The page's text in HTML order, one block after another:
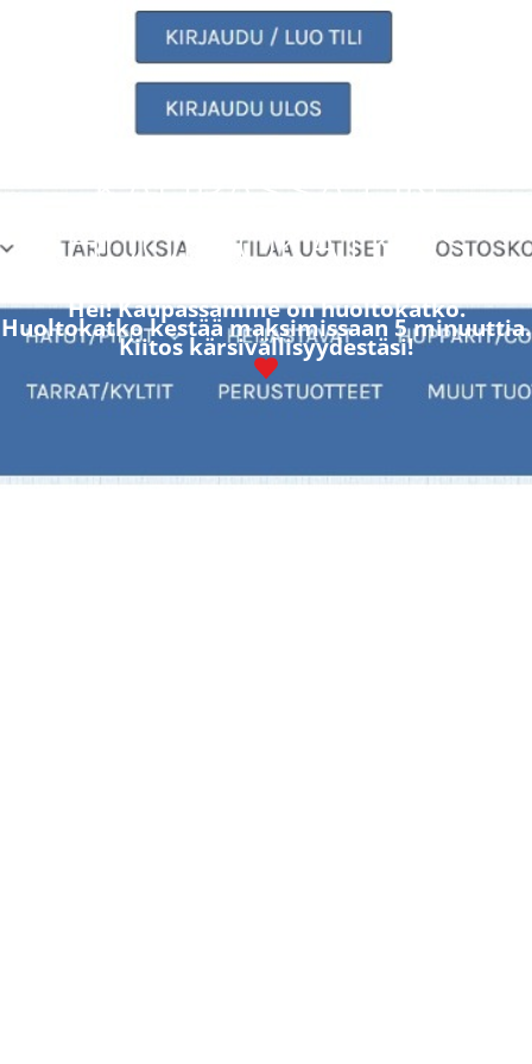
KAUPASSA ON
HUOLTOKATKOS
Hei! Kaupassamme on huoltokatko.
Huoltokatko kestää maksimissaan 5 minuuttia.
Kiitos kärsivällisyydestäsi!